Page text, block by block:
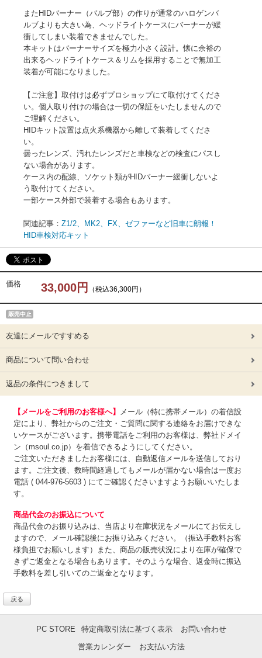
またHIDバーナー（バルブ部）の作りが通常のハロゲンバ
ルブよりも大きい為、ヘッドライトケースにバーナーが緩
衝してしまい装着できませんでした。
本キットはバーナーサイズを極力小さく設計。懐に余裕の
出来るヘッドライトケース＆リムを採用することで無加工
装着が可能になりました。
【ご注意】取付けは必ずプロショップにて取付けてくださ
い。個人取り付けの場合は一切の保証をいたしませんので
ご理解ください。
HIDキット設置は点火系機器から離して装着してくださ
い。
曇ったレンズ、汚れたレンズだと車検などの検査にパスし
ない場合があります。
ケース内の配線、ソケット類がHIDバーナー緩衝しないよ
う取付けてください。
一部ケース外部で装着する場合もあります。
関連記事： Z1/2、MK2、FX、ゼファーなど旧車に朗報！
HID車検対応キット
価格 33,000円 （税込36,300円）
友達にメールですすめる
商品について問い合わせ
返品の条件につきまして
【メールをご利用のお客様へ】
メール（特に携帯メール）の着信設
定により、弊社からのご注文・ご質問に関する連絡をお届けできな
いケースがございます。携帯電話をご利用のお客様は、弊社ドメイ
ン（msoul.co.jp）を着信できるようにしてください。
ご注文いただきましたお客様には、自動返信メールを送信しており
ます。ご注文後、数時間経過してもメールが届かない場合は一度お
電話 ( 044-976-5603 ) にてご確認くださいますようお願いいたしま
す。
商品代金のお振込について
商品代金のお振り込みは、 当店より在庫状況をメールにてお伝えし
ますので、メール確認後にお振り込みください。（振込手数料お客
様負担でお願いします）また、商品の販売状況により在庫が確保で
きずご返金となる場合もあります。そのような場合、返金時に振込
手数料を差し引いてのご返金となります。
戻る
PC STORE 特定商取引法に基づく表示
お問い合わせ
営業カレンダー
お支払い方法